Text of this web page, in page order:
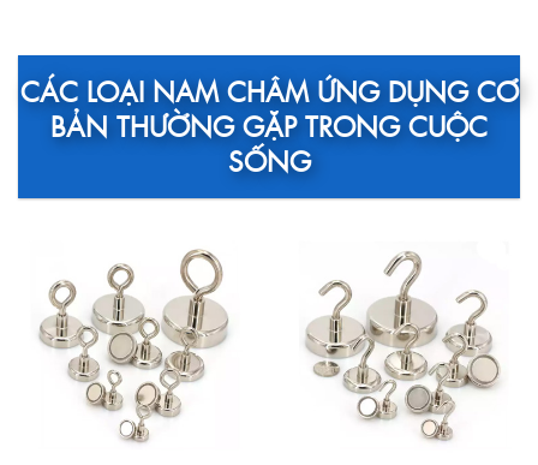
CÁC LOẠI NAM CHÂM ỨNG DỤNG CƠ
BẢN THƯỜNG GẶP TRONG CUỘC
SỐNG